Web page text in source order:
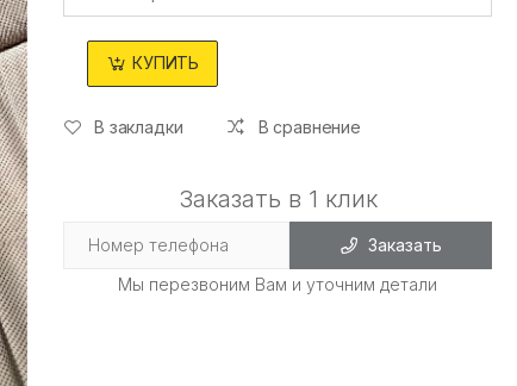
КУПИТЬ
В закладки В сравнение
Заказать в 1 клик
Заказать
Мы перезвоним Вам и уточним детали